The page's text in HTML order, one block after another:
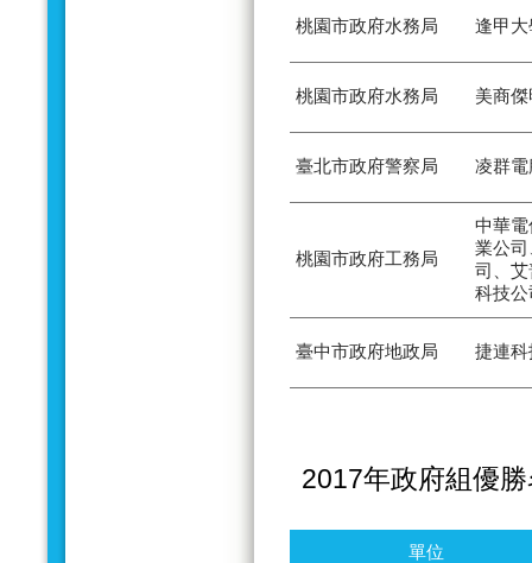
桃園市政府水務局 逢甲大
桃園市政府水務局 美商
臺北市政府警察局 凌群
桃園市政府工務局
中華
業公
司、艾
科技
臺中市政府地政局 捷連
2017年政府組優
單位